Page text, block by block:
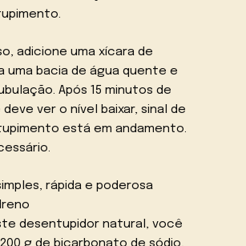
adicione uma xícara de
bacia de água quente e
Após 15 minutos de
ver o nível baixar, sinal de
está em andamento.
rápida e poderosa
desentupidor natural, você
g de bicarbonato de sódio,